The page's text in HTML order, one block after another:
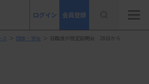
ログイン 会員登録
ス ＞ 団体・学会 ＞ 日臨技が改定説明会 28日から